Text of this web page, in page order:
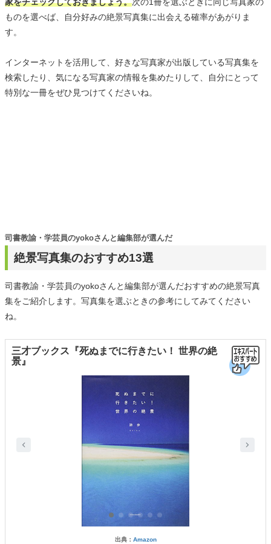
ものを選べば、自分好みの絶景写真集に出会える確率があがりま
す。
インターネットを活用して、好きな写真家が出版している写真集を
検索したり、気になる写真家の情報を集めたりして、自分にとって
特別な一冊をぜひ見つけてくださいね。
絶景写真集のおすすめ13選
司書教諭・学芸員のyokoさんと編集部が選んだ
司書教諭・学芸員のyokoさんと編集部が選んだおすすめの絶景写真
集をご紹介します。写真集を選ぶときの参考にしてみてください
ね。
三才ブックス『死ぬまでに行きたい！ 世界の絶
景』
出典： Amazon